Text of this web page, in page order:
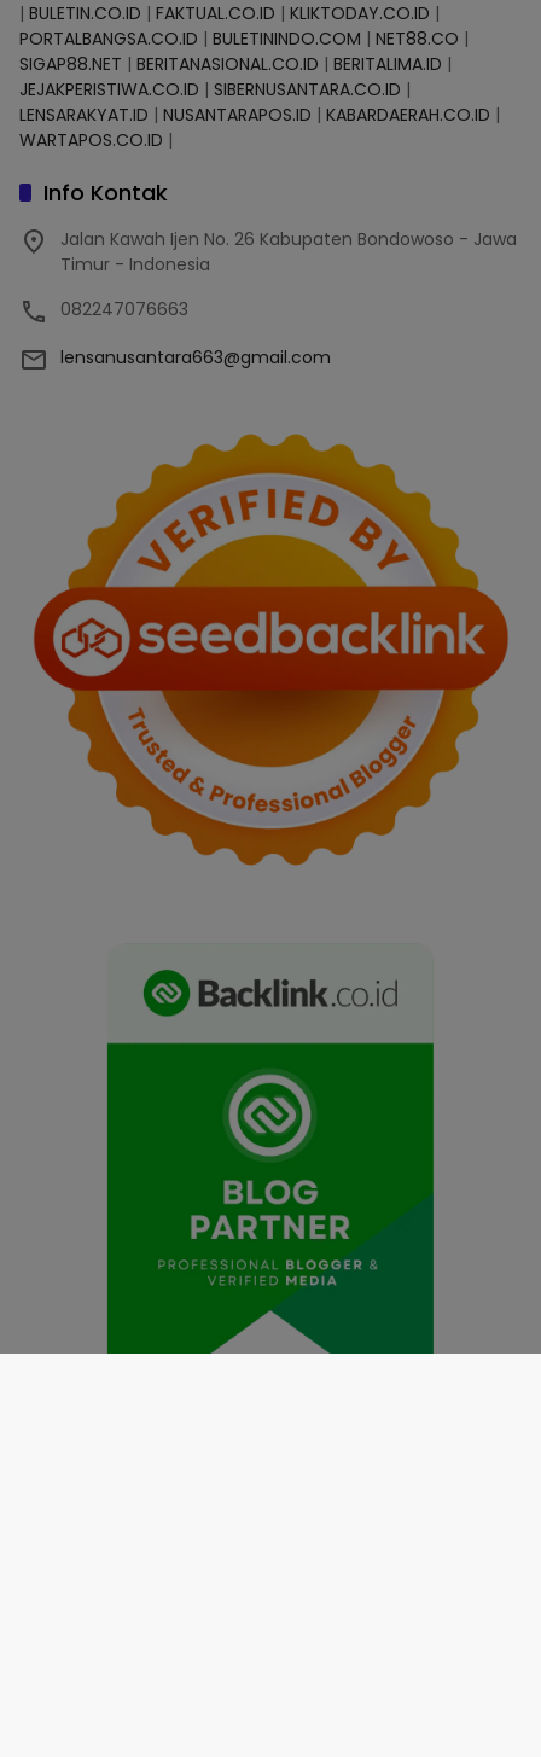
| BULETIN.CO.ID | FAKTUAL.CO.ID | KLIKTODAY.CO.ID |
PORTALBANGSA.CO.ID | BULETININDO.COM | NET88.CO |
SIGAP88.NET | BERITANASIONAL.CO.ID | BERITALIMA.ID |
JEJAKPERISTIWA.CO.ID | SIBERNUSANTARA.CO.ID |
LENSARAKYAT.ID | NUSANTARAPOS.ID | KABARDAERAH.CO.ID |
WARTAPOS.CO.ID |
Info Kontak
Jalan Kawah Ijen No. 26 Kabupaten Bondowoso - Jawa
Timur - Indonesia
082247076663
lensanusantara663@gmail.com